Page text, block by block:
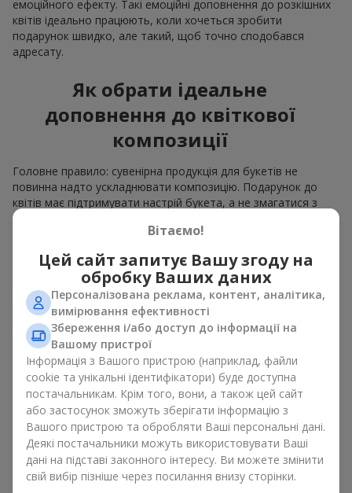
емоційного ефекту. Такі емоційні доповнення до розкішних
квітів ідеально працюють, коли хочеться зробити
подарунок швидко, але такий, щоб точно сподобався
адресату.
Як обрати ідеальне
доповнення до квіткової
композиції
Головне правило: сувенірна продукція для букетів не
повинна надто ускладнювати композицію. Подарунок до
квітів має підтримувати настрій букета, а не змагатися з
ним. Для ніжних композицій підійде сувенірна продукція для
букетів, як легкі символічні додатки та легкі елементи
декору. Це може бути
Для яскравих є сенс використати більш сміливі додаткові
акценти, як вишуканіцукеркичи дорогі сувеніри.
Сувенірна продукція для букетів повинна вибиратись,
враховуючи й привід, і людину, якій адресований подарунок.
Якщо сумніваєтесь, яка сувенірна продукція для букетів вам
потрібна — обирайте універсальні маленькі приємності,
широкий вибір яких знайдеться у нашому каталозі.
Сувеніри до букетів на різні свята
Свято задає настрій, а сувенірна продукція для букетів його
підкреслює. Саме тому сувеніри для квітів часто обирають з
урахуванням дати та події. В нашому асортименті
знайдеться сувенірна продукція для букетів, що підійде до
Вітаємо!
Цей сайт запитує Вашу згоду на
обробку Ваших даних
Персоналізована реклама, контент, аналітика,
вимірювання ефективності
Збереження і/або доступ до інформації на
Вашому пристрої
Інформація з Вашого пристрою (наприклад, файли
cookie та унікальні ідентифікатори) буде доступна
постачальникам. Крім того, вони, а також цей сайт
або застосунок зможуть зберігати інформацію з
Вашого пристрою та обробляти Ваші персональні дані.
Деякі постачальники можуть використовувати Ваші
дані на підставі законного інтересу. Ви можете змінити
свій вибір пізніше через посилання внизу сторінки.